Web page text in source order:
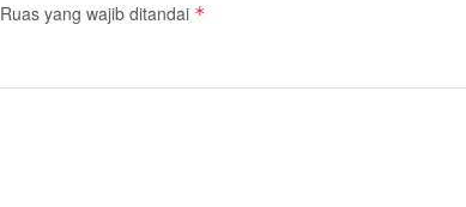
Ruas yang wajib ditandai *